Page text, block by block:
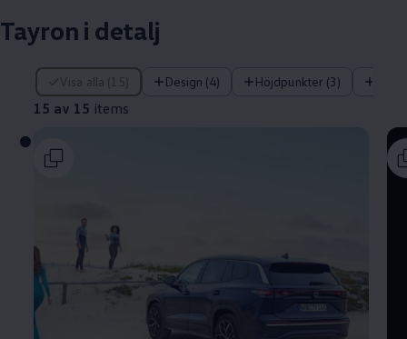
Tayron i detalj
Visa alla (15) Design (4) Höjdpunkter (3)
15 av 15 items
15 av 15 items